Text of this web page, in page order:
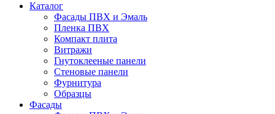
Каталог
Фасады ПВХ и Эмаль
Пленка ПВХ
Компакт плита
Витражи
Гнутоклееные панели
Стеновые панели
Фурнитура
Образцы
Фасады